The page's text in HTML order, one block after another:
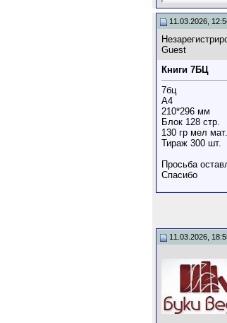
11.03.2026,
Guest
Книги 7БЦ
7бц
А4
210*296 мм
Блок 128 стр.
130 гр мел мат.
Тираж 300 шт.
Просьба
Спасибо
11.03.2026,